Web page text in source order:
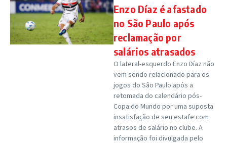
Enzo Díaz é afastado
no São Paulo após
reclamação por
salários atrasados
O lateral-esquerdo Enzo Díaz não
vem sendo relacionado para os
jogos do São Paulo após a
retomada do calendário pós-
Copa do Mundo por uma suposta
insatisfação de seu estafe com
atrasos de salário no clube. A
informação foi divulgada pelo